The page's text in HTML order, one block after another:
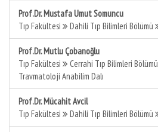
Prof.Dr. Mustafa Umut Somuncu
Tıp Fakültesi
Dahili Tıp Bilimleri Bölümü
Prof.Dr. Mutlu Çobanoğlu
Tıp Fakültesi
Cerrahi Tıp Bilimleri Bölümü
Travmatoloji Anabilim Dalı
Prof.Dr. Mücahit Avcil
Tıp Fakültesi
Dahili Tıp Bilimleri Bölümü